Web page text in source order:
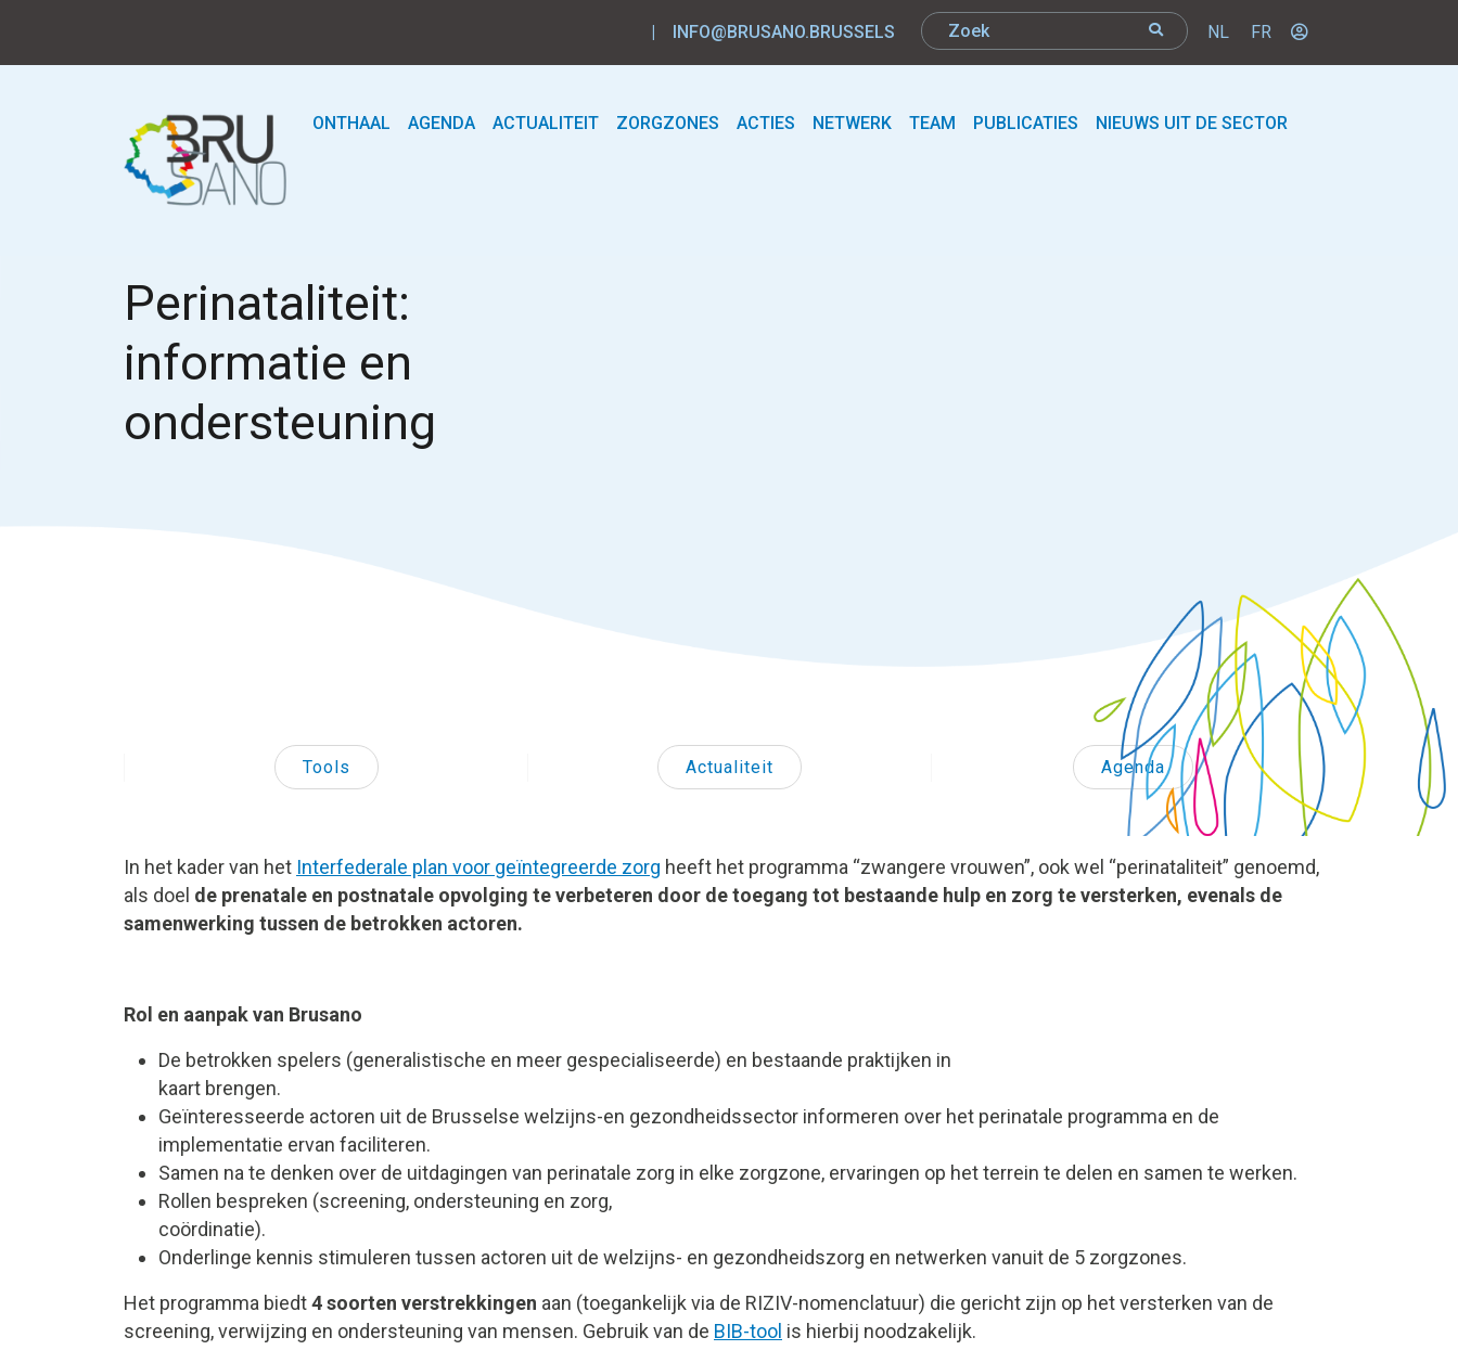
| INFO@BRUSANO.BRUSSELS NL FR
ONTHAAL AGENDA ACTUALITEIT ZORGZONES ACTIES NETWERK TEAM PUBLICATIES NIEUWS UIT DE SECTOR
Perinataliteit:
informatie en
ondersteuning
Tools Actualiteit Agenda
In het kader van het Interfederale plan voor geïntegreerde zorg heeft het programma “zwangere vrouwen”, ook wel “perinataliteit” genoemd,
als doel de prenatale en postnatale opvolging te verbeteren door de toegang tot bestaande hulp en zorg te versterken, evenals de
samenwerking tussen de betrokken actoren.
Rol en aanpak van Brusano
De betrokken spelers (generalistische en meer gespecialiseerde) en bestaande praktijken in
kaart brengen.
Geïnteresseerde actoren uit de Brusselse welzijns-en gezondheidssector informeren over het perinatale programma en de
implementatie ervan faciliteren.
Samen na te denken over de uitdagingen van perinatale zorg in elke zorgzone, ervaringen op het terrein te delen en samen te werken.
Rollen bespreken (screening, ondersteuning en zorg,
coördinatie).
Onderlinge kennis stimuleren tussen actoren uit de welzijns- en gezondheidszorg en netwerken vanuit de 5 zorgzones.
Het programma biedt4 soorten verstrekkingen aan (toegankelijk via de RIZIV-nomenclatuur) die gericht zijn op het versterken van de
screening, verwijzing en ondersteuning van mensen. Gebruik van de BIB-tool is hierbij noodzakelijk.